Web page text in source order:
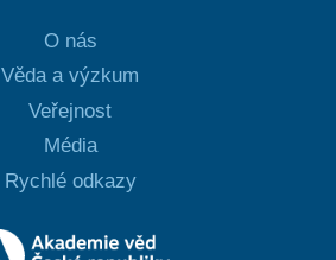
O nás
Věda a výzkum
Veřejnost
Média
Rychlé odkazy